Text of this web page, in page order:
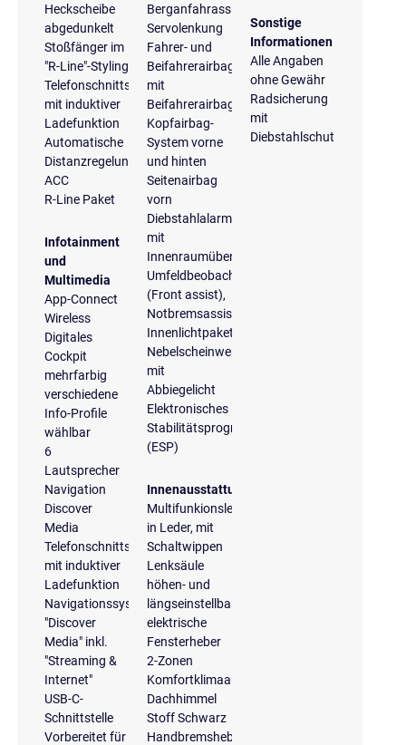
Heckscheibe
abgedunkelt
Stoßfänger im
"R-Line"-Styling
Telefonschnittstelle
mit induktiver
Ladefunktion
Automatische
Distanzregelung
ACC
R-Line Paket
Infotainment
und
Multimedia
App-Connect
Wireless
Digitales
Cockpit
mehrfarbig
verschiedene
Info-Profile
wählbar
6
Lautsprecher
Navigation
Discover
Media
Telefonschnittstelle
mit induktiver
Ladefunktion
Navigationssystem
"Discover
Media" inkl.
"Streaming &
Internet"
USB-C-
Schnittstelle
Vorbereitet für
Berganfahrassistent
Servolenkung
Fahrer- und
Beifahrerairbag
mit
Beifahrerairbagdeaktivierung
Kopfairbag-
System vorne
und hinten
Seitenairbag
vorn
Diebstahlalarmanlage
mit
Innenraumüberwachung
Umfeldbeobachtungssystem
(Front assist),
Notbremsassistent
Innenlichtpaket
Nebelscheinwerfer
mit
Abbiegelicht
Elektronisches
Stabilitätsprogramm
(ESP)
Innenausstattung
Multifunkionslenkrad
in Leder, mit
Schaltwippen
Lenksäule
höhen- und
längseinstellbar
elektrische
Fensterheber
2-Zonen
Komfortklimaautomatik
Dachhimmel
Stoff Schwarz
Handbremshebelgriff
Sonstige
Informationen
Alle Angaben
ohne Gewähr
Radsicherung
mit
Diebstahlschutz